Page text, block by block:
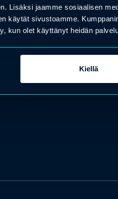
Lisäksi jaamme sosiaalisen
käytät sivustoamme.
kun olet käyttänyt heidän
Kiellä